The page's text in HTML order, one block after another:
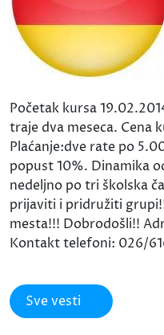
Početak kursa
traje dva meseca. Cena
Plaćanje:dve rate po
popust 10%. Dinamika
nedeljno po tri školska
prijaviti i pridružiti
mesta!!! Dobrodošli!!
Kontakt telefoni: 026/
Sve vesti